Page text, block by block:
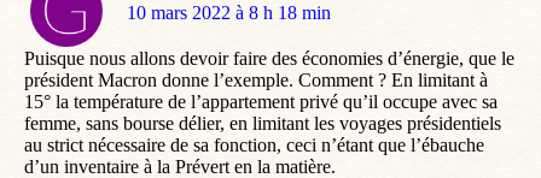
dit
10 mars 2022 à 8 h 18 min
Puisque nous allons devoir faire des économies d’énergie, que le
président Macron donne l’exemple. Comment ? En limitant à
15° la température de l’appartement privé qu’il occupe avec sa
femme, sans bourse délier, en limitant les voyages présidentiels
au strict nécessaire de sa fonction, ceci n’étant que l’ébauche
d’un inventaire à la Prévert en la matière.